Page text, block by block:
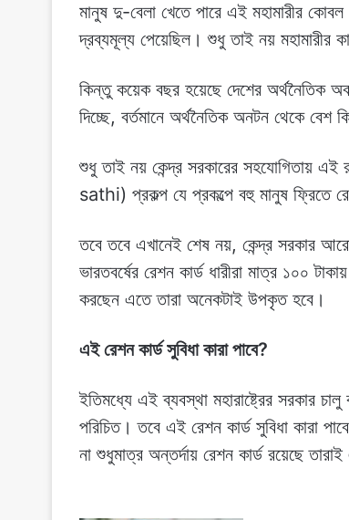
মানুষ দু-বেলা খেতে পারে এই মহামারীর
দ্রব্যমূল্য পেয়েছিল। শুধু তাই নয় মহামারীর
কিন্তু কয়েক বছর হয়েছে দেশের অর্থনৈতিক
দিচ্ছে, বর্তমানে অর্থনৈতিক অনটন থেকে বেশ
শুধু তাই নয় কেন্দ্র সরকারের সহযোগিতায়
sathi) প্রকল্প যে প্রকল্পে বহু মানুষ ফ্রিতে
তবে তবে এখানেই শেষ নয়, কেন্দ্র সরকার
ভারতবর্ষের রেশন কার্ড ধারীরা মাত্র ১০০
করছেন এতে তারা অনেকটাই উপকৃত হবে।
এই রেশন কার্ড সুবিধা কারা পাবে?
ইতিমধ্যে এই ব্যবস্থা মহারাষ্ট্রের সরকার
পরিচিত। তবে এই রেশন কার্ড সুবিধা কারা
না শুধুমাত্র অন্তর্দায় রেশন কার্ড রয়েছে